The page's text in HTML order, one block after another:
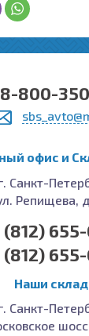
8-800-
офис и
Санкт-
Репищева,
(812)
(812)
Наши
Санкт-